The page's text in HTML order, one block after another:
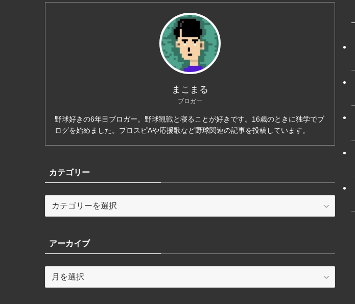
まこまる
ブロガー
野球好きの6年目ブロガー。野球観戦と寝ることが好きです。16歳のときに独学でブ
ログを始めました。プロスピAや応援歌など野球関連の記事を投稿しています。
カテゴリー
テ
リ
ー
アーカイブ
ー